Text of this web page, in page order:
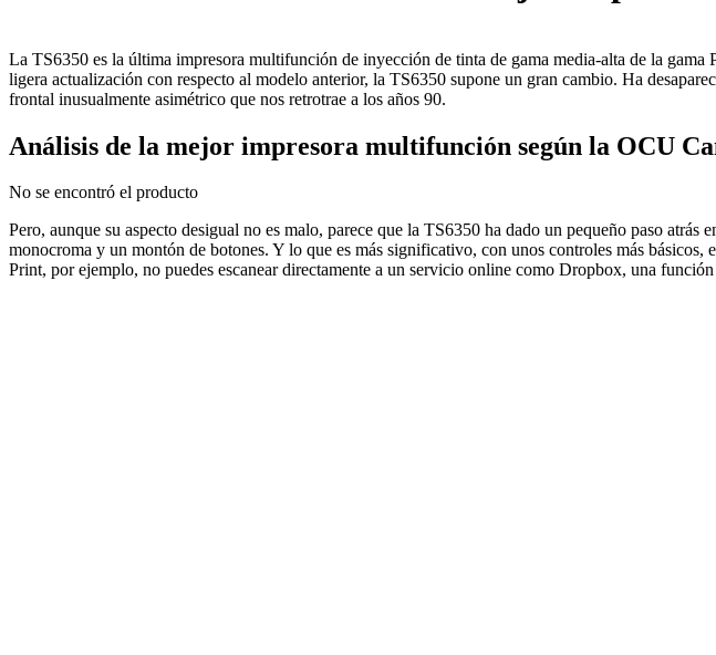
La TS6350 es la última impresora multifunción de inyección de tinta de gama media-alta de la
ligera actualización con respecto al modelo anterior, la TS6350 supone un gran cambio. Ha
frontal inusualmente asimétrico que nos retrotrae a los años 90.
Análisis de la mejor impresora multifunción según la OCU
No se encontró el producto
Pero, aunque su aspecto desigual no es malo, parece que la TS6350 ha dado un pequeño paso
monocroma y un montón de botones. Y lo que es más significativo, con unos controles más
Print, por ejemplo, no puedes escanear directamente a un servicio online como Dropbox, una función